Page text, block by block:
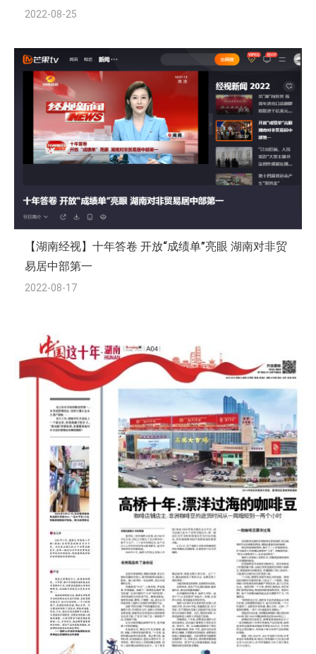
2022-08-25
【湖南经视】十年答卷 开放“成绩单”亮眼 湖南对非贸
易居中部第一
2022-08-17